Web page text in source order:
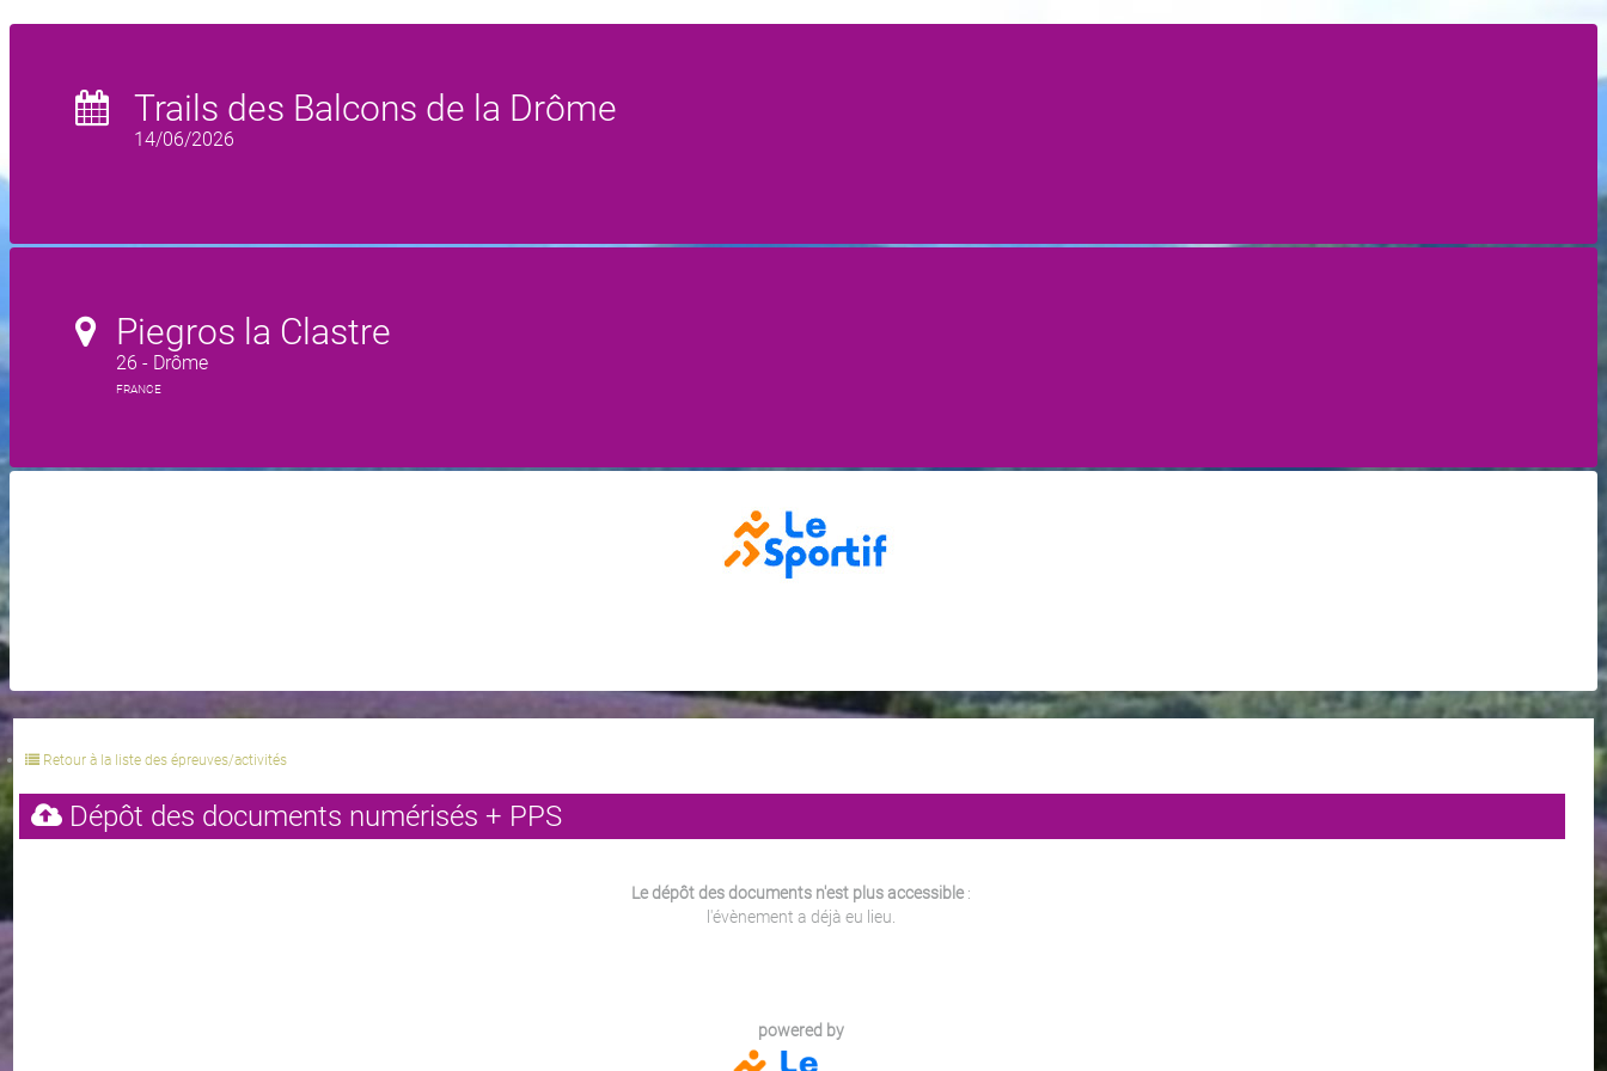
Trails des Balcons de la Drôme
14/06/2026
Piegros la Clastre
26 - Drôme
FRANCE
Retour à la liste des épreuves/activités
Dépôt des documents numérisés + PPS
Le dépôt des documents n'est plus accessible:
l'évènement a déjà eu lieu.
powered by